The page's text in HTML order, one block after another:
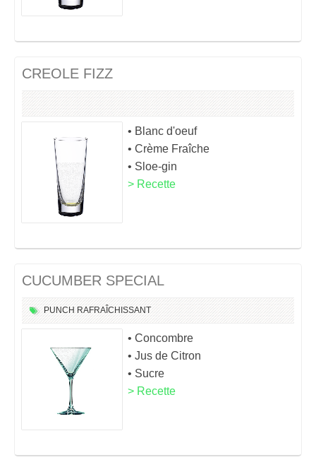
CREOLE FIZZ
• Blanc d'oeuf
• Crème Fraîche
• Sloe-gin
> Recette
CUCUMBER SPECIAL
PUNCH RAFRAÎCHISSANT
• Concombre
• Jus de Citron
• Sucre
> Recette